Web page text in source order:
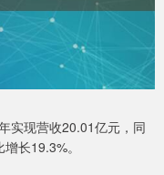
实现营收20.01亿元，同
长19.3%。